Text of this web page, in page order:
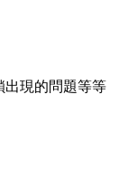
出現的問題等等